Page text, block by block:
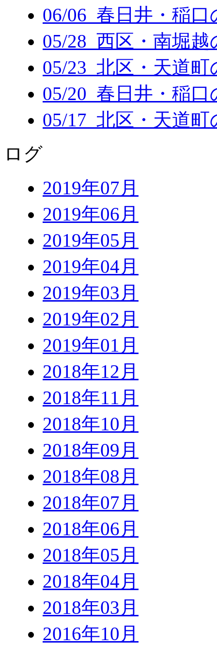
06/06 春日井・稲口
05/28 西区・南堀
05/23 北区・天道町
05/20 春日井・稲口
05/17 北区・天道町
ログ
2019年07月
2019年06月
2019年05月
2019年04月
2019年03月
2019年02月
2019年01月
2018年12月
2018年11月
2018年10月
2018年09月
2018年08月
2018年07月
2018年06月
2018年05月
2018年04月
2018年03月
2016年10月